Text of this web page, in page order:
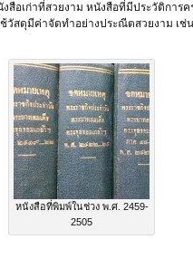
อเก่าที่สวยงาม หนังสือที่มีประวัติการ
วัสดุมีค่าจัดทำอย่างประณีตสวยงาม เ
หนังสือที่พิมพ์ในช่วง พ.ศ. 2459-
2505